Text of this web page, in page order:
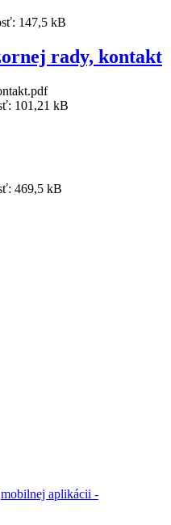
147,5 kB
rady, kontakt
101,21 kB
469,5 kB
mobilnej aplikácii -